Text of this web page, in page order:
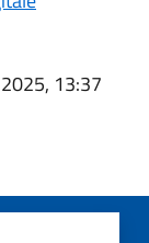
13:37